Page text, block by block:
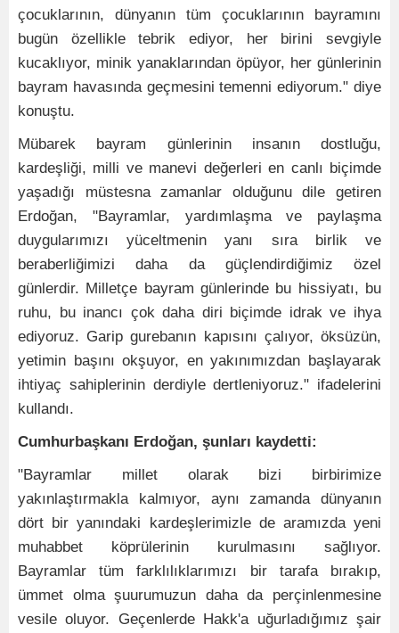
çocuklarının, dünyanın tüm çocuklarının bayramını
bugün özellikle tebrik ediyor, her birini sevgiyle
kucaklıyor, minik yanaklarından öpüyor, her günlerinin
bayram havasında geçmesini temenni ediyorum." diye
konuştu.
Mübarek bayram günlerinin insanın dostluğu,
kardeşliği, milli ve manevi değerleri en canlı biçimde
yaşadığı müstesna zamanlar olduğunu dile getiren
Erdoğan, "Bayramlar, yardımlaşma ve paylaşma
duygularımızı yüceltmenin yanı sıra birlik ve
beraberliğimizi daha da güçlendirdiğimiz özel
günlerdir. Milletçe bayram günlerinde bu hissiyatı, bu
ruhu, bu inancı çok daha diri biçimde idrak ve ihya
ediyoruz. Garip gurebanın kapısını çalıyor, öksüzün,
yetimin başını okşuyor, en yakınımızdan başlayarak
ihtiyaç sahiplerinin derdiyle dertleniyoruz." ifadelerini
kullandı.
Cumhurbaşkanı Erdoğan, şunları kaydetti:
"Bayramlar millet olarak bizi birbirimize
yakınlaştırmakla kalmıyor, aynı zamanda dünyanın
dört bir yanındaki kardeşlerimizle de aramızda yeni
muhabbet köprülerinin kurulmasını sağlıyor.
Bayramlar tüm farklılıklarımızı bir tarafa bırakıp,
ümmet olma şuurumuzun daha da perçinlenmesine
vesile oluyor. Geçenlerde Hakk'a uğurladığımız şair